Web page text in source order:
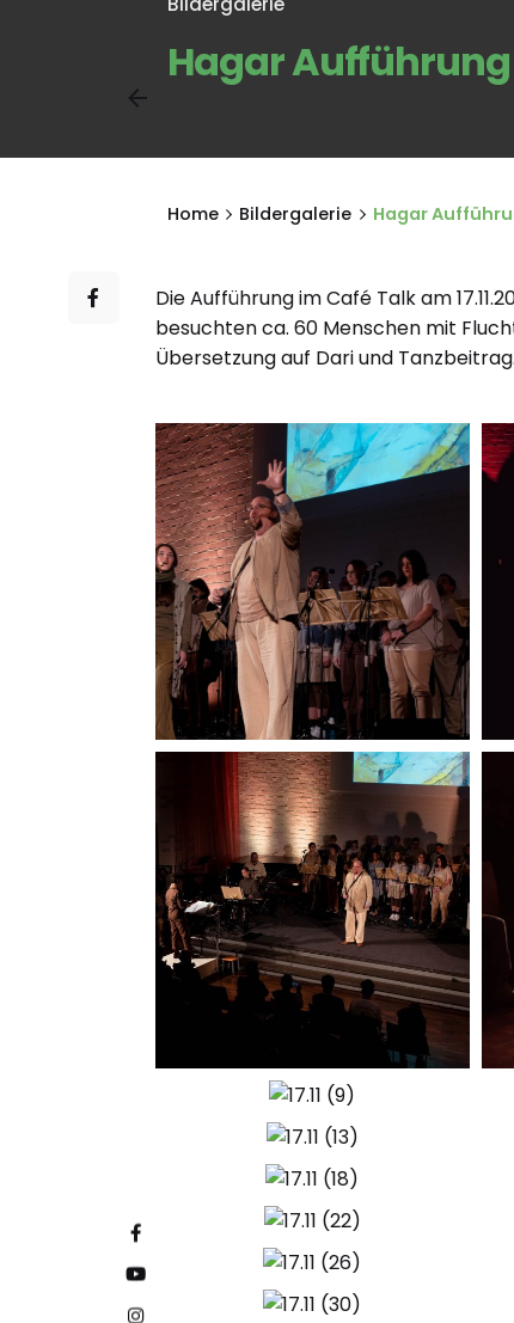
Hagar Aufführung
Home Bildergalerie Hagar
Die Aufführung im Café Talk am
besuchten ca. 60 Menschen mit
Übersetzung auf Dari und